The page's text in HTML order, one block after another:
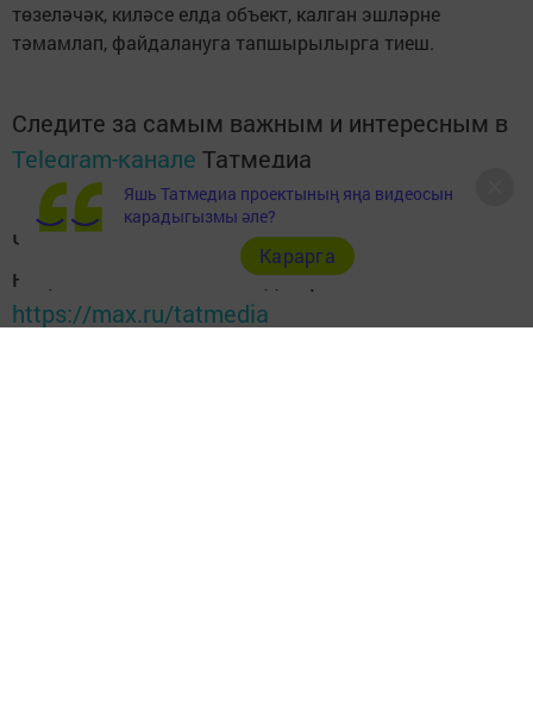
төзеләчәк, киләсе елда объект, калган эшләрне
тәмамлап, файдалануга тапшырылырга тиеш.
Следите за самым важным и интересным в
Telegram-канале Татмедиа
Читайте новости Татарстана в
национальном мессенджере MАХ:
https://max.ru/tatmedia
Яшь Татмедиа проектының яңа видеосын
карадыгызмы әле?
Карарга